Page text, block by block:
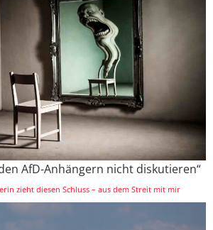
AfD-Anhängern nicht diskutieren“
zieht diesen Schluss – aus dem Streit mit mir